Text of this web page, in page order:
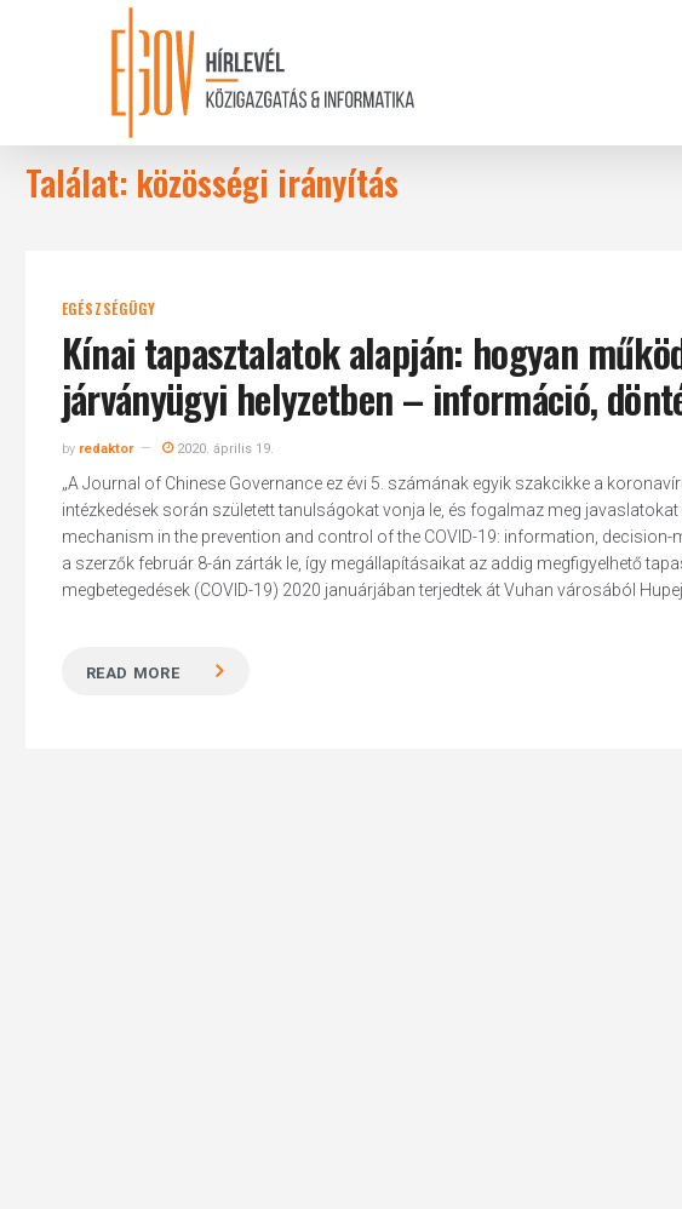
Találat: közösségi irányítás
EGÉSZSÉGÜGY
Kínai tapasztalatok alapján: hogyan
járványügyi helyzetben – információ,
by redaktor 2020. április 19.
„A Journal of Chinese Governance ez évi 5. számának egyik szakcikke a
intézkedések során született tanulságokat vonja le, és fogalmaz meg
mechanism in the prevention and control of the COVID-19: information,
a szerzők február 8-án zárták le, így megállapításaikat az addig megfigyelhető
megbetegedések (COVID-19) 2020 januárjában terjedtek át Vuhan városából Hupej
READ MORE